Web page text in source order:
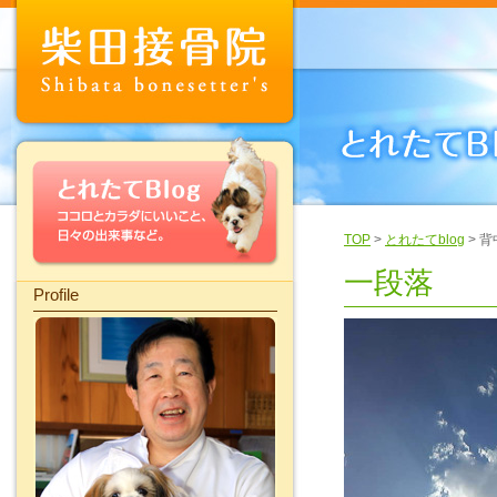
Profile
TOP > とれたてblog > 背
一段落